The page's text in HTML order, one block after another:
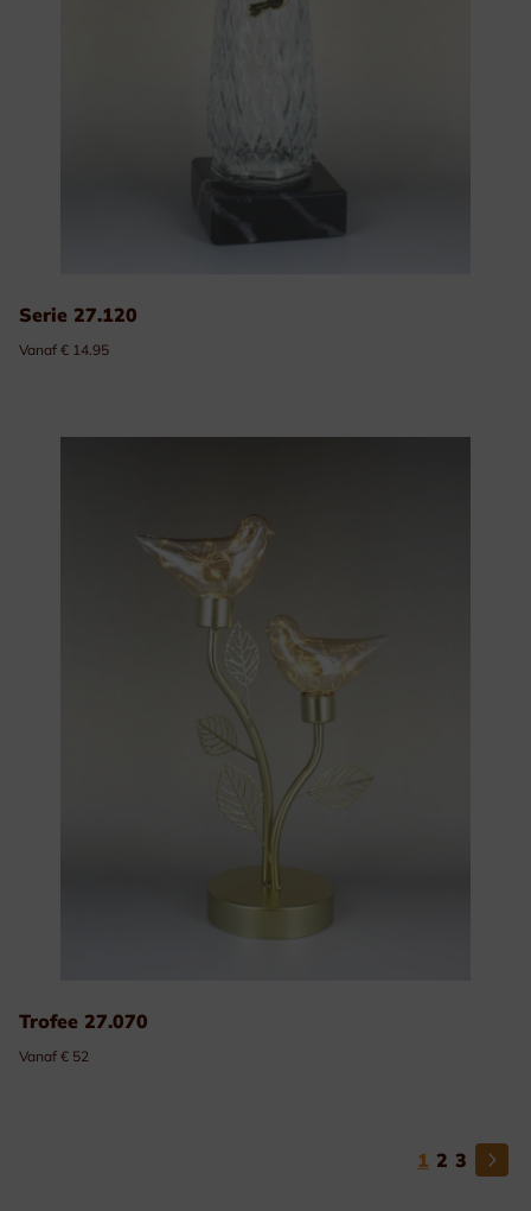
Serie 27.120
Vanaf € 14.95
Trofee 27.070
Vanaf € 52
1 2 3